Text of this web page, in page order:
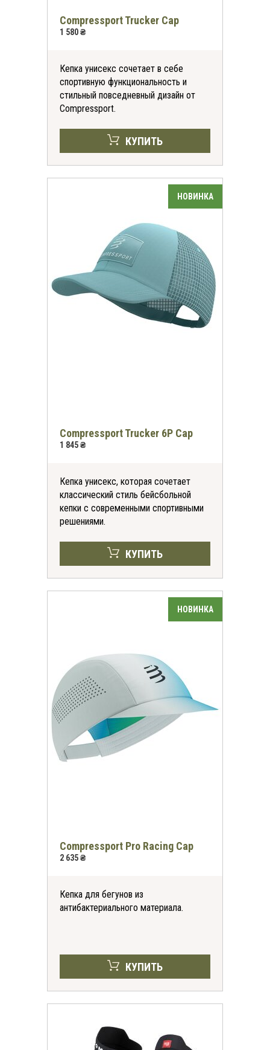
Compressport Trucker Cap
1 580 ₴
Кепка унисекс сочетает в себе
спортивную функциональность и
стильный повседневный дизайн от
Compressport.
КУПИТЬ
Compressport Trucker 6P Cap
1 845 ₴
Кепка унисекс, которая сочетает
классический стиль бейсбольной
кепки с современными спортивными
решениями.
КУПИТЬ
Compressport Pro Racing Cap
2 635 ₴
Кепка для бегунов из
антибактериального материала.
КУПИТЬ